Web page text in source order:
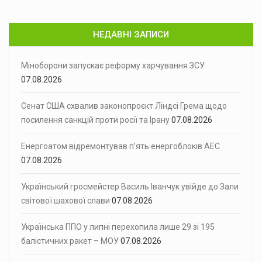
НЕДАВНІ ЗАПИСИ
Міноборони запускає реформу харчування ЗСУ
07.08.2026
Сенат США схвалив законопроєкт Ліндсі Грема щодо
посилення санкцій проти росії та Ірану07.08.2026
Енергоатом відремонтував п’ять енергоблоків АЕС
07.08.2026
Український гросмейстер Василь Іванчук увійде до Зали
світової шахової слави 07.08.2026
Українська ППО у липні перехопила лише 29 зі 195
балістичних ракет – МОУ07.08.2026